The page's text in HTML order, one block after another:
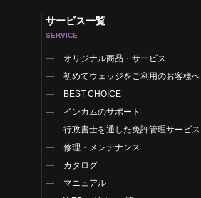
サービス一覧
SERVICE
オリジナル商品・サービス
初めてウェッジをご利用のお客様へ
BEST CHOICE
インカムのサポート
行政書士を通した免許管理サービス
修理・メンテナンス
カタログ
マニュアル